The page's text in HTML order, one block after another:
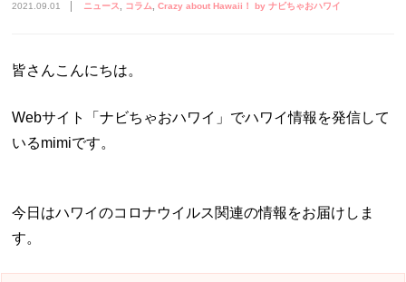
2021.09.01 ニュース コラム Crazy about Hawaii！ by ナビちゃおハワイ
皆さんこんにちは。
Webサイト「ナビちゃおハワイ」でハワイ情報を発信して
いるmimiです。
今日はハワイのコロナウイルス関連の情報をお届けしま
す。